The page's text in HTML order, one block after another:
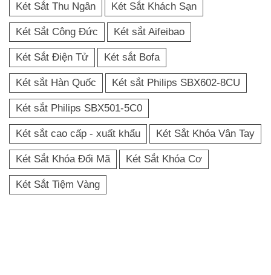
Két Sắt Thu Ngân Két Sắt Khách Sạn
Két Sắt Công Đức Két sắt Aifeibao
Két Sắt Điện Tử Két sắt Bofa
Két sắt Hàn Quốc Két sắt Philips SBX602-8CU
Két sắt Philips SBX501-5C0
Két sắt cao cấp - xuất khẩu Két Sắt Khóa Vân Tay
Két Sắt Khóa Đổi Mã Két Sắt Khóa Cơ
Két Sắt Tiệm Vàng